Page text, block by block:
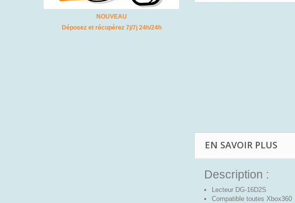
NOUVEAU
Déposez et récupérez 7j/7j 24h/24h
EN SAVOIR PLUS
Description :
Lecteur DG-16D2S
Compatible toutes Xbox360